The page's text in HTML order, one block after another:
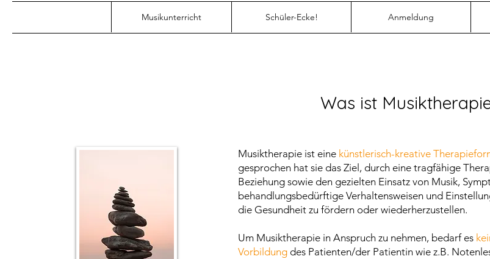
Musikunterricht Schüler-Ecke! Anmeldung
Was ist
Musiktherapie ist eine künstlerisch-kreative
gesprochen hat sie das Ziel, durch eine tragfähige
Beziehung sowie den gezielten Einsatz von Musik,
behandlungsbedürftige Verhaltensweisen und
die Gesundheit zu fördern oder wiederherzustellen.
Um Musiktherapie in Anspruch zu nehmen, bedarf es
Vorbildung des Patienten/der Patientin wie z.B.